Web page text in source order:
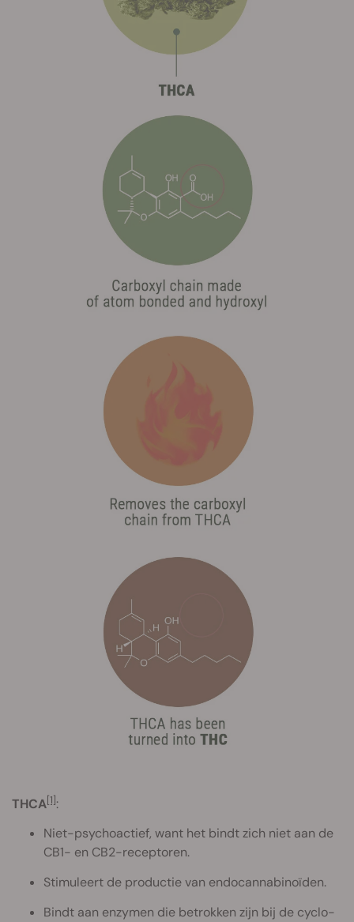
THCA[1]:
Niet-psychoactief, want het bindt zich niet aan de
CB1- en CB2-receptoren.
Stimuleert de productie van endocannabinoïden.
Bindt aan enzymen die betrokken zijn bij de cyclo-